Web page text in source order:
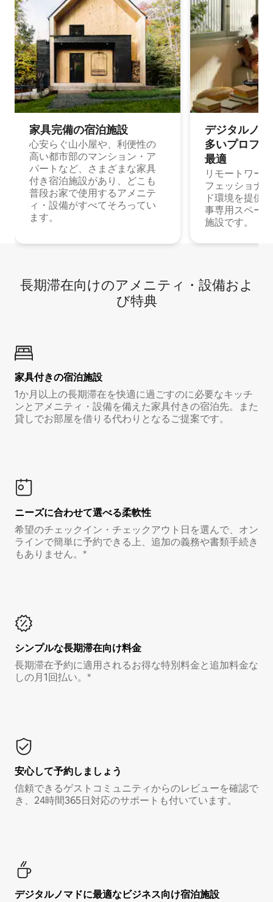
家具完備の宿⁠泊⁠施⁠設
心安らぐ山小屋や、利便性の
高い都市部のマンション・ア
パートなど、さまざまな家具
付き宿泊施設があり、どこも
普段お家で使用するアメニテ
ィ・設備がすべてそろってい
ます。
デジタルノ
多⁠いプ⁠ロ⁠フ⁠
最⁠適
リモートワー
フェッショナ
ド環境を提供
事専用スペー
施設です。
長期滞在向け⁠のア⁠メ⁠ニ⁠テ⁠ィ⁠・設⁠備⁠およ
び特⁠典
家具付き⁠の宿⁠泊⁠施⁠設
1か月以上の長期滞在を快適に過ごすのに必要なキッチ
ンとアメニティ・設備を備えた家具付きの宿泊先。また
貸しでお部屋を借りる代わりとなるご提案です。
ニーズに合わせて選べる柔軟性
希望のチェックイン・チェックアウト日を選んで、オン
ラインで簡単に予約できる上、追加の義務や書類手続き
もありません。*
シンプルな長期滞在向け料金
長期滞在予約に適用されるお得な特別料金と追加料金な
しの月1回払い。*
安心して予約しましょう
信頼できるゲストコミュニティからのレビューを確認で
き、24時間365日対応のサポートも付いています。
デジタルノマド⁠に最⁠適⁠なビ⁠ジ⁠ネ⁠ス⁠向⁠け宿⁠泊⁠施⁠設